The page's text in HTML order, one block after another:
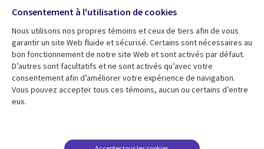
Fusions
Ressources
Library
Links
Articles
Blog
Support
Legal
Accessibilité
conditions juridiques
Social
Media
FRANCE
Consentement à l'utilisation de cookies
Nous utilisons nos propres témoins et ceux de tiers afin de vous
garantir un site Web fluide et sécurisé. Certains sont nécessaires au
bon fonctionnement de notre site Web et sont activés par défaut.
D’autres sont facultatifs et ne sont activés qu’avec votre
consentement afin d’améliorer votre expérience de navigation.
Vous pouvez accepter tous ces témoins, aucun ou certains d’entre
eux.